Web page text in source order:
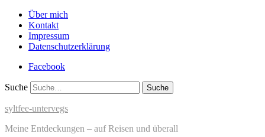
Über mich
Kontakt
Impressum
Datenschutzerklärung
Facebook
Suche
syltfee-untervegs
Meine Entdeckungen – auf Reisen und überall